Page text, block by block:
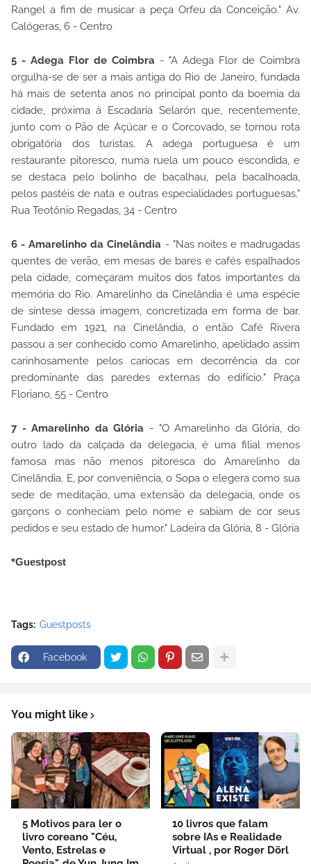
Rangel a fim de musicar a peça Orfeu da Conceição." Av.
Calógeras, 6 - Centro
5 - Adega Flor de Coimbra - "A Adega Flor de Coimbra
orgulha-se de ser a mais antiga do Rio de Janeiro, fundada
há mais de setenta anos no principal ponto da boemia da
cidade, próxima à Escadaria Selarón que, recentemente,
junto com o Pão de Açúcar e o Corcovado, se tornou rota
obrigatória dos turistas. A adega portuguesa é um
restaurante pitoresco, numa ruela um pouco escondida, e
se destaca pelo bolinho de bacalhau, pela bacalhoada,
pelos pastéis de nata e outras especialidades portuguesas."
Rua Teotônio Regadas, 34 - Centro
6 - Amarelinho da Cinelândia - "Nas noites e madrugadas
quentes de verão, em mesas de bares e cafés espalhados
pela cidade, começaram muitos dos fatos importantes da
memória do Rio. Amarelinho da Cinelândia é uma espécie
de síntese dessa imagem, concretizada em forma de bar.
Fundado em 1921, na Cinelândia, o então Café Rivera
passou a ser conhecido como Amarelinho, apelidado assim
carinhosamente pelos cariocas em decorrência da cor
predominante das paredes externas do edifício." Praça
Floriano, 55 - Centro
7 - Amarelinho da Glória - "O Amarelinho da Glória, do
outro lado da calçada da delegacia, é uma filial menos
famosa mas não menos pitoresca do Amarelinho da
Cinelândia. E, por conveniência, o Sopa o elegera como sua
sede de meditação, uma extensão da delegacia, onde os
garçons o conheciam pelo nome e sabiam de cor seus
pedidos e seu estado de humor." Ladeira da Glória, 8 - Glória
*Guestpost
Tags: Guestposts
Facebook
You might like
5 Motivos para ler o
livro coreano "Céu,
Vento, Estrelas e
10 livros que falam
sobre IAs e Realidade
Virtual , por Roger Dörl